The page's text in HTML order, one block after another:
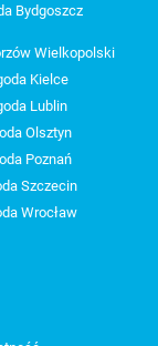
Bydgoszcz
Wielkopolski
Kielce
Lublin
Olsztyn
Poznań
Szczecin
Wrocław